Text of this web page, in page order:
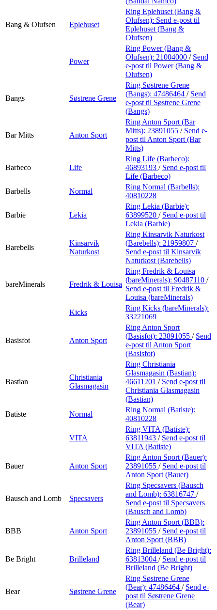
Bang & Olufsen Eplehuset
Ring Eplehuset (Bang &
Olufsen): Send e-post til
Eplehuset (Bang &
Olufsen)
Power
Ring Power (Bang &
Olufsen): 21004000 / Send
e-post til Power (Bang &
Olufsen)
Bangs Søstrene Grene
Ring Søstrene Grene
(Bangs): 47486464 / Send
e-post til Søstrene Grene
(Bangs)
Bar Mitts Anton Sport
Ring Anton Sport (Bar
Mitts): 23891055 / Send e-
post til Anton Sport (Bar
Mitts)
Barbeco Life
Ring Life (Barbeco):
46893193 / Send e-post til
Life (Barbeco)
Barbells
Normal
Ring Normal (Barbells):
40810228
Barbie Lekia
Ring Lekia (Barbie):
63899520 / Send e-post til
Lekia (Barbie)
Barebells
Kinsarvik
Naturkost
Ring Kinsarvik Naturkost
(Barebells): 21959807 /
Send e-post til Kinsarvik
Naturkost (Barebells)
bareMinerals Fredrik & Louisa
Ring Fredrik & Louisa
(bareMinerals): 90487110 /
Send e-post til Fredrik &
Louisa (bareMinerals)
Kicks
Ring Kicks (bareMinerals):
33221069
Basisfot Anton Sport
Ring Anton Sport
(Basisfot): 23891055 / Send
e-post til Anton Sport
(Basisfot)
Bastian
Christiania
Glasmagasin
Ring Christiania
Glasmagasin (Bastian):
46611201 / Send e-post til
Christiania Glasmagasin
(Bastian)
Batiste
Normal
Ring Normal (Batiste):
40810228
VITA
Ring VITA (Batiste):
63811943 / Send e-post til
VITA (Batiste)
Bauer Anton Sport
Ring Anton Sport (Bauer):
23891055 / Send e-post til
Anton Sport (Bauer)
Bausch and Lomb Specsavers
Ring Specsavers (Bausch
and Lomb): 63816747 /
Send e-post til Specsavers
(Bausch and Lomb)
BBB Anton Sport
Ring Anton Sport (BBB):
23891055 / Send e-post til
Anton Sport (BBB)
Be Bright Brilleland
Ring Brilleland (Be Bright):
63813004 / Send e-post til
Brilleland (Be Bright)
Bear Søstrene Grene
Ring Søstrene Grene
(Bear): 47486464 / Send e-
post til Søstrene Grene
(Bear)